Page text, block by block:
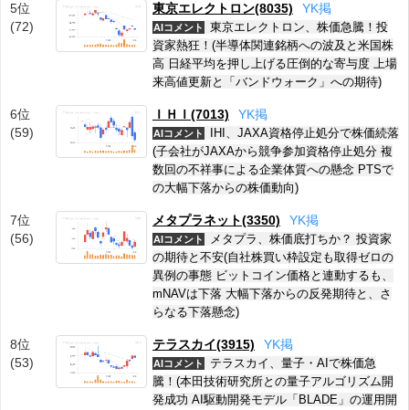
5位
(72)
東京エレクトロン(8035) YK掲
AIコメント
東京エレクトロン、株価急騰！投
資家熱狂！(半導体関連銘柄への波及と米国株
高 日経平均を押し上げる圧倒的な寄与度 上場
来高値更新と「バンドウォーク」への期待)
6位
(59)
ＩＨＩ(7013) YK掲
AIコメント
IHI、JAXA資格停止処分で株価続落
(子会社がJAXAから競争参加資格停止処分 複
数回の不祥事による企業体質への懸念 PTSで
の大幅下落からの株価動向)
7位
(56)
メタプラネット(3350) YK掲
AIコメント
メタプラ、株価底打ちか？ 投資家
の期待と不安(自社株買い枠設定も取得ゼロの
異例の事態 ビットコイン価格と連動するも、
mNAVは下落 大幅下落からの反発期待と、さ
らなる下落懸念)
8位
(53)
テラスカイ(3915) YK掲
AIコメント
テラスカイ、量子・AIで株価急
騰！(本田技術研究所との量子アルゴリズム開
発成功 AI駆動開発モデル「BLADE」の運用開